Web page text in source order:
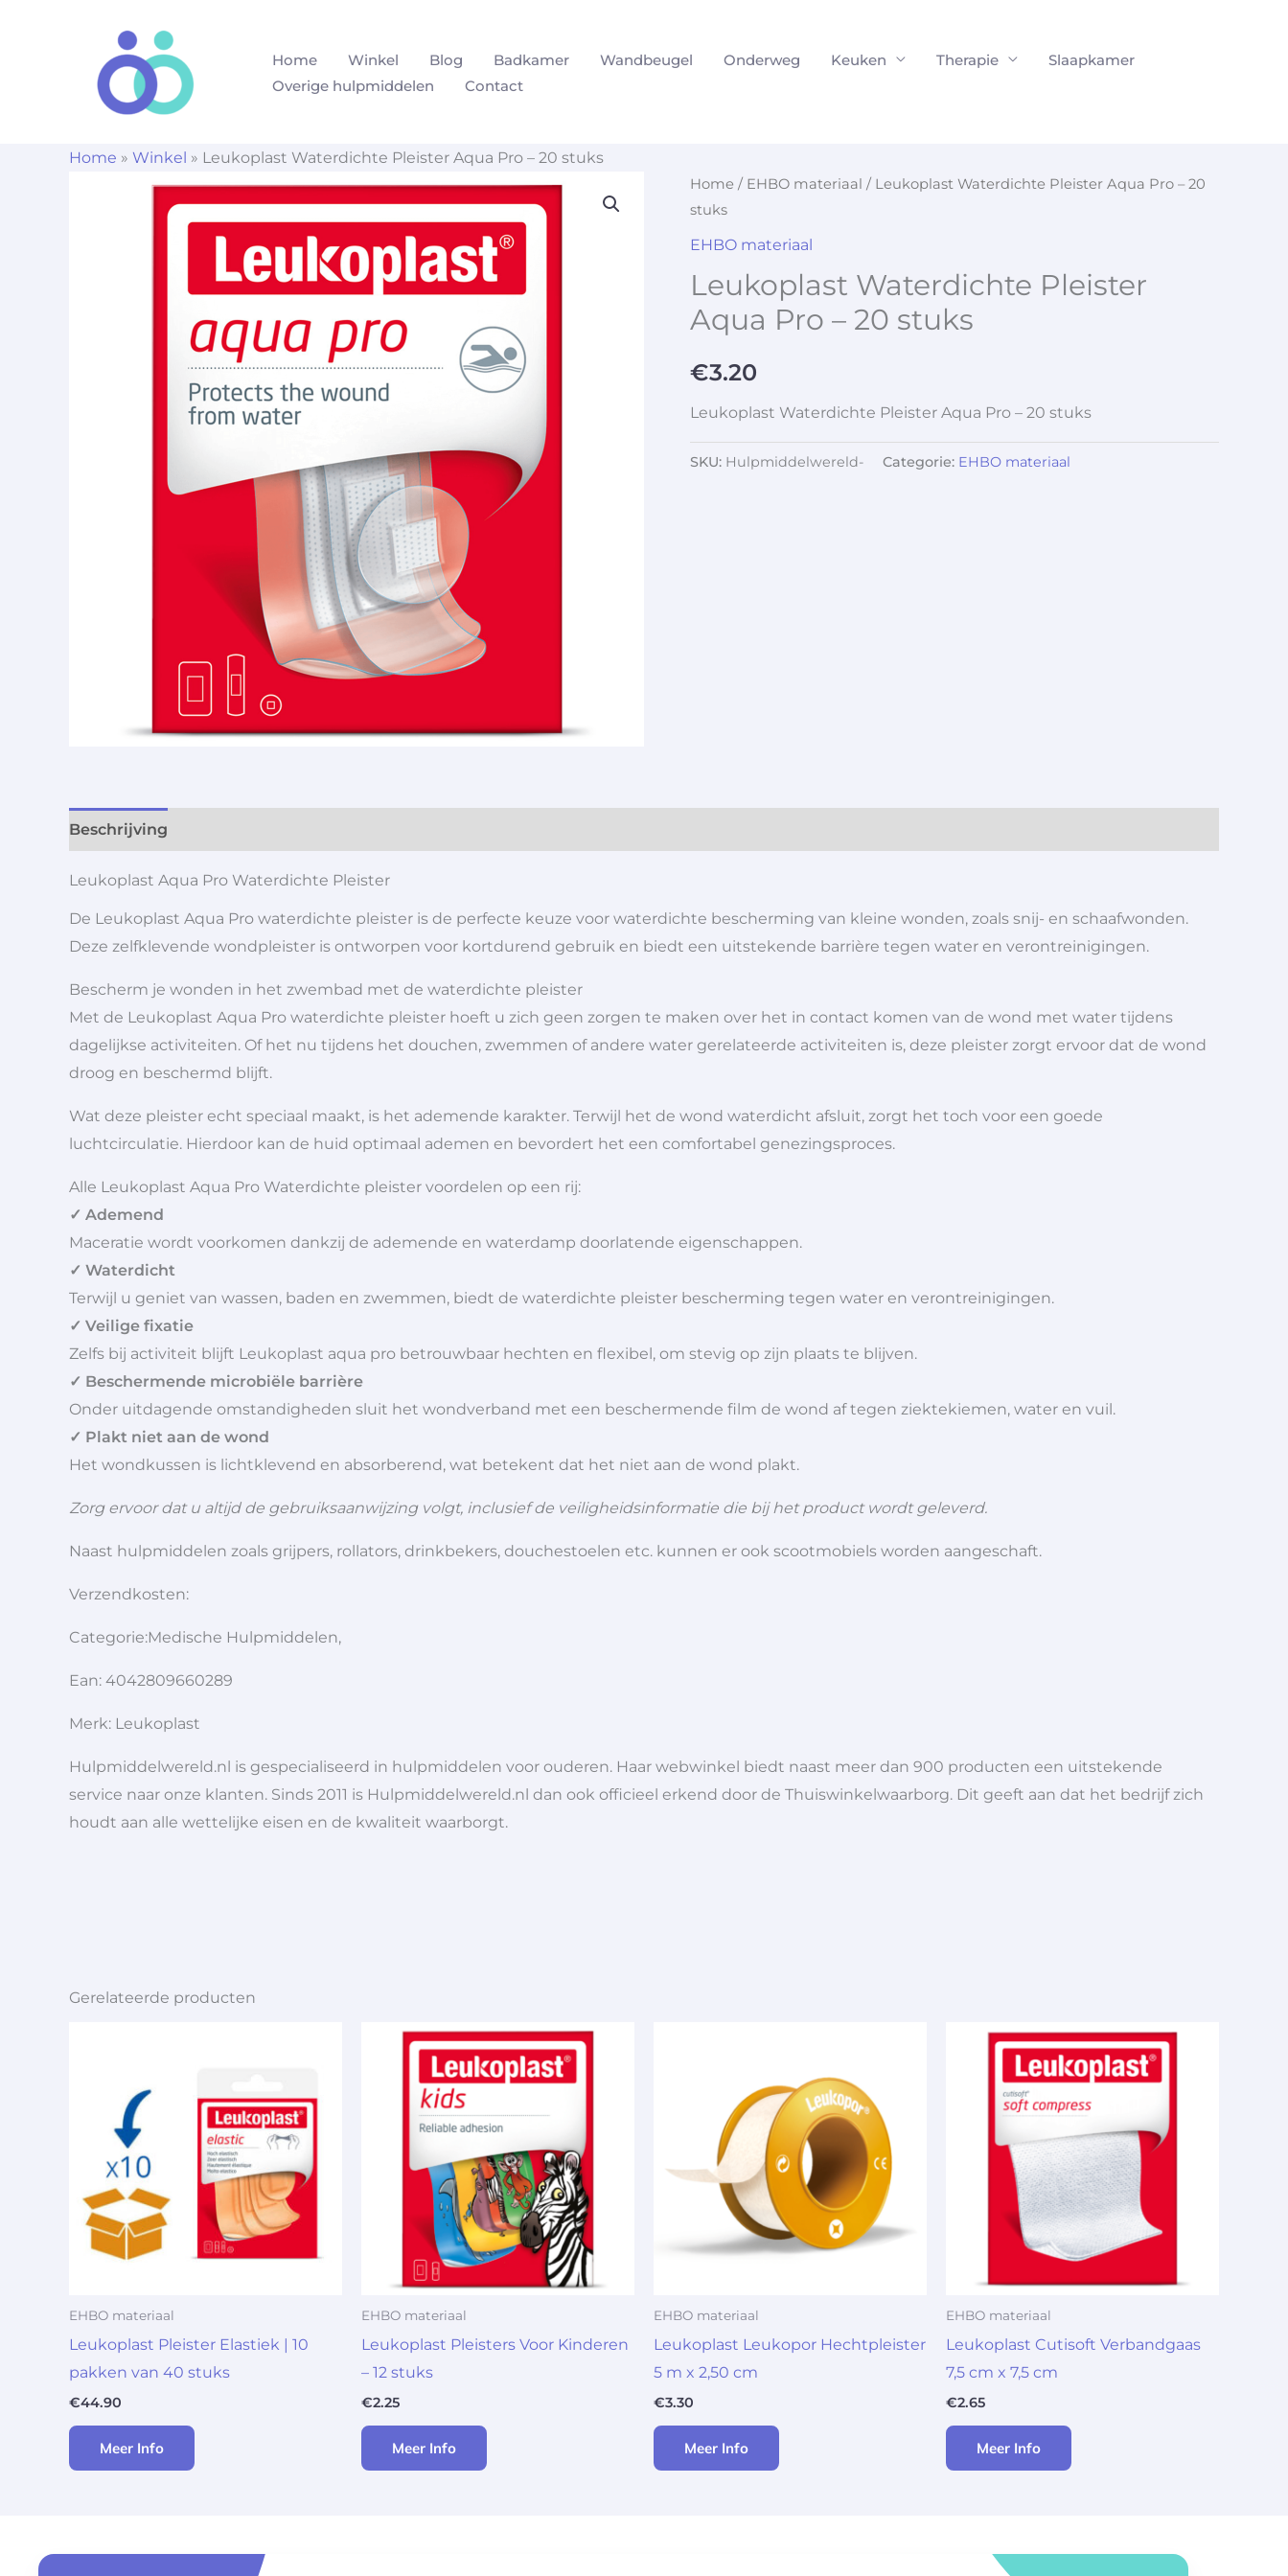
Home Winkel Blog Badkamer Wandbeugel Onderweg Keuken Therapie
Slaapkamer
Overige hulpmiddelen
Contact
Home » Winkel » Leukoplast Waterdichte Pleister Aqua Pro – 20 stuks
Home / EHBO materiaal / Leukoplast Waterdichte Pleister Aqua Pro – 20
stuks
EHBO materiaal
Leukoplast Waterdichte Pleister
Aqua Pro – 20 stuks
€3.20
Leukoplast Waterdichte Pleister Aqua Pro – 20 stuks
SKU: Hulpmiddelwereld- Categorie: EHBO materiaal
Beschrijving
Leukoplast Aqua Pro Waterdichte Pleister
De Leukoplast Aqua Pro waterdichte pleister is de perfecte keuze voor waterdichte bescherming van kleine wonden, zoals snij- en schaafwonden.
Deze zelfklevende wondpleister is ontworpen voor kortdurend gebruik en biedt een uitstekende barrière tegen water en verontreinigingen.
Bescherm je wonden in het zwembad met de waterdichte pleister
Met de Leukoplast Aqua Pro waterdichte pleister hoeft u zich geen zorgen te maken over het in contact komen van de wond met water tijdens
dagelijkse activiteiten. Of het nu tijdens het douchen, zwemmen of andere water gerelateerde activiteiten is, deze pleister zorgt ervoor dat de wond
droog en beschermd blijft.
Wat deze pleister echt speciaal maakt, is het ademende karakter. Terwijl het de wond waterdicht afsluit, zorgt het toch voor een goede
luchtcirculatie. Hierdoor kan de huid optimaal ademen en bevordert het een comfortabel genezingsproces.
Alle Leukoplast Aqua Pro Waterdichte pleister voordelen op een rij:
✓ Ademend
Maceratie wordt voorkomen dankzij de ademende en waterdamp doorlatende eigenschappen.
✓ Waterdicht
Terwijl u geniet van wassen, baden en zwemmen, biedt de waterdichte pleister bescherming tegen water en verontreinigingen.
✓ Veilige fixatie
Zelfs bij activiteit blijft Leukoplast aqua pro betrouwbaar hechten en flexibel, om stevig op zijn plaats te blijven.
✓ Beschermende microbiële barrière
Onder uitdagende omstandigheden sluit het wondverband met een beschermende film de wond af tegen ziektekiemen, water en vuil.
✓ Plakt niet aan de wond
Het wondkussen is lichtklevend en absorberend, wat betekent dat het niet aan de wond plakt.
Zorg ervoor dat u altijd de gebruiksaanwijzing volgt, inclusief de veiligheidsinformatie die bij het product wordt geleverd.
Naast hulpmiddelen zoals grijpers, rollators, drinkbekers, douchestoelen etc. kunnen er ook scootmobiels worden aangeschaft.
Verzendkosten:
Categorie:Medische Hulpmiddelen,
Ean: 4042809660289
Merk: Leukoplast
Hulpmiddelwereld.nl is gespecialiseerd in hulpmiddelen voor ouderen. Haar webwinkel biedt naast meer dan 900 producten een uitstekende
service naar onze klanten. Sinds 2011 is Hulpmiddelwereld.nl dan ook officieel erkend door de Thuiswinkelwaarborg. Dit geeft aan dat het bedrijf zich
houdt aan alle wettelijke eisen en de kwaliteit waarborgt.
Gerelateerde producten
EHBO materiaal
Leukoplast Pleister Elastiek | 10
pakken van 40 stuks
€44.90
Meer Info
EHBO materiaal
Leukoplast Pleisters Voor Kinderen
– 12 stuks
€2.25
Meer Info
EHBO materiaal
Leukoplast Leukopor Hechtpleister
5 m x 2,50 cm
€3.30
Meer Info
EHBO materiaal
Leukoplast Cutisoft Verbandgaas
7,5 cm x 7,5 cm
€2.65
Meer Info